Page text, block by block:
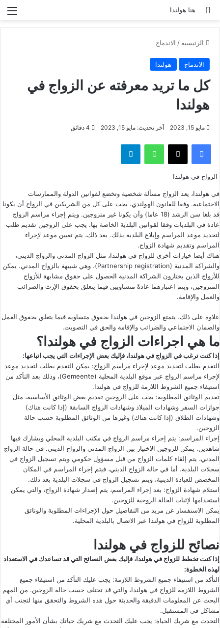
هنا هولندا
بحث عن
الرئيسية / الاندماج
الاندماج هولندا
كل ما تريد معرفته عن الزواج في
هولندا
مايو 15, 2023 آخر تحديث: مايو 15, 2023
فيسبوك ‫X واتساب تيلقرام
الزواج في هولندا
في هولندا، يعد الزواج مسألة شخصية وتخضع لقوانين الدولة والممارسات
الاجتماعية. وفقا للقانون الهولندي، يجب على كل من الشريكين في الزواج أن يكونا
قد بلغا سن الرشد (18 عاما) وأن يكونا غير متزوجين. ويتم إجراء مراسم الزواج
عادة في البلديات وفقا لقوانين البلدية الخاصة بها. يجب على الزوجين تقديم طلب
لتحديد موعد المراسم وإبلاغ البلدية بذلك. بعد ذلك، يتم تعيين موعد لإجراء
المراسم وتقديم شهادة الزواج.
هناك أيضا خيارات أخرى للزواج في هولندا، مثل الزواج المدني والزواج الديني،
والشراكة المدنية (Partnership registration)، وهي شبيهة بالزواج المدني. يمكن
للأزواج الذين يختارون الشراكة المدنية الحصول على حقوق مشابهة للأزواج
المتزوجين، ويتم اعتبارهما عادةً متساويين فيما يتعلق بحقوق الإرث والضرائب
والعمل والإقامة.
علاوة على ذلك، يتمتع الزوجين في هولندا بحقوق متساوية فيما يتعلق بحقوق العمل
والضمان الاجتماعي والضرائب والإقامة والحق في التصويت.
ما هي اجراءات الزواج في هولندا؟
إذا كنت ترغب في الزواج في هولندا، فإليك بعض الإجراءات التي يجب اتباعها:
التقدم بطلب لتحديد موعد لإجراء مراسم الزواج: يمكن التقدم بطلب لتحديد موعد
لإجراء مراسم الزواج عبر موقع البلدية المحلية (Gemeente)، وذلك بعد التأكد من
استيفاء جميع الشروط اللازمة للزواج في هولندا.
تقديم الوثائق المطلوبة: يجب على الزوجين تقديم بعض الوثائق الأساسية، مثل
جوازات السفر وشهادات الميلاد وشهادات الزواج السابقة (إذا كانت هناك)
وشهادات الطلاق (إذا كانت هناك) وغيرها من الوثائق المطلوبة حسب حالة
الزوجين.
إجراء المراسم: يتم إجراء مراسم الزواج في مكتب البلدية المحلي ويشارك فيها
شاهدين. يمكن للزوجين الاختيار بين الزواج المدني والزواج الديني. في حالة الزواج
المدني، يتم إلقاء كلمات الزواج من قبل مسؤول حكومي ويتم تسجيل الزواج في
سجلات البلدية. أما في حالة الزواج الديني، فيتم إجراء المراسم في المكان
المخصص للعبادة الدينية، ويتم تسجيل الزواج في سجلات البلدية بعد ذلك.
استلام شهادة الزواج: بعد إجراء المراسم، يتم إصدار شهادة الزواج، والتي يمكن
استخدامها لإثبات الحالة الزوجية للزوجين.
يمكن الاستفسار عن مزيد من التفاصيل حول الإجراءات المطلوبة والوثائق
المطلوبة للزواج في هولندا عبر الاتصال بالبلدية المحلية.
نصائح للزواج في هولندا
إذا كنت تخطط للزواج في هولندا، فإليك بعض النصائح التي قد تساعدك في الاستعداد
لهذه الخطوة:
التأكد من استيفاء جميع الشروط اللازمة: يجب عليك التأكد من استيفاء جميع
الشروط اللازمة للزواج في هولندا، والتي قد تختلف حسب حالة الزوجين. من المهم
البحث عن المعلومات الدقيقة والحديثة حول هذه الشروط والتحقق منها لتجنب أي
مشاكل في المستقبل.
التحدث مع شريك الحياة: يجب عليك التحدث مع شريك حياتك بشأن الأمور المختلفة